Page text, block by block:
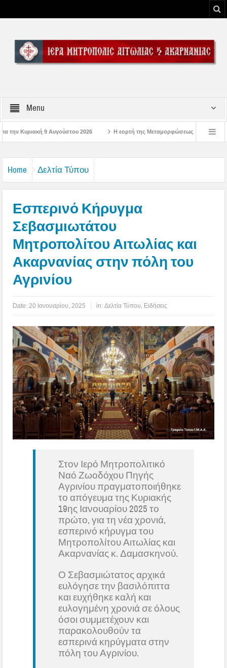
Menu
2026 Η εορτή της Μεταμορφώσεως του Σωτήρος Χριστού στην Ι. Μ.
Home Δελτία Τύπου
Εσπερινό Κήρυγμα
Σεβασμιωτάτου
Μητροπολίτου Αιτωλίας και
Ακαρνανίας στην πόλη του
Αγρινίου
Date: 20 Ιανουαρίου, 2025 in:Δελτία Τύπου Ειδήσεις
Στον Ιερό Μητροπολιτικό
Ναό Ζωοδόχου Πηγής
Αγρινίου πραγματοποιήθηκε
το απόγευμα της Κυριακής
19ης Ιανουαρίου 2025 το
πρώτο, για τη νέα χρονιά,
εσπερινό κήρυγμα του
Μητροπολίτου Αιτωλίας και
Ακαρνανίας κ. Δαμασκηνού.
Ο Σεβασμιώτατος αρχικά
ευλόγησε την βασιλόπιττα
και ευχήθηκε καλή και
ευλογημένη χρονιά σε όλους
όσοι συμμετέχουν και
παρακολουθούν τα
εσπερινά κηρύγματα στην
πόλη του Αγρινίου.